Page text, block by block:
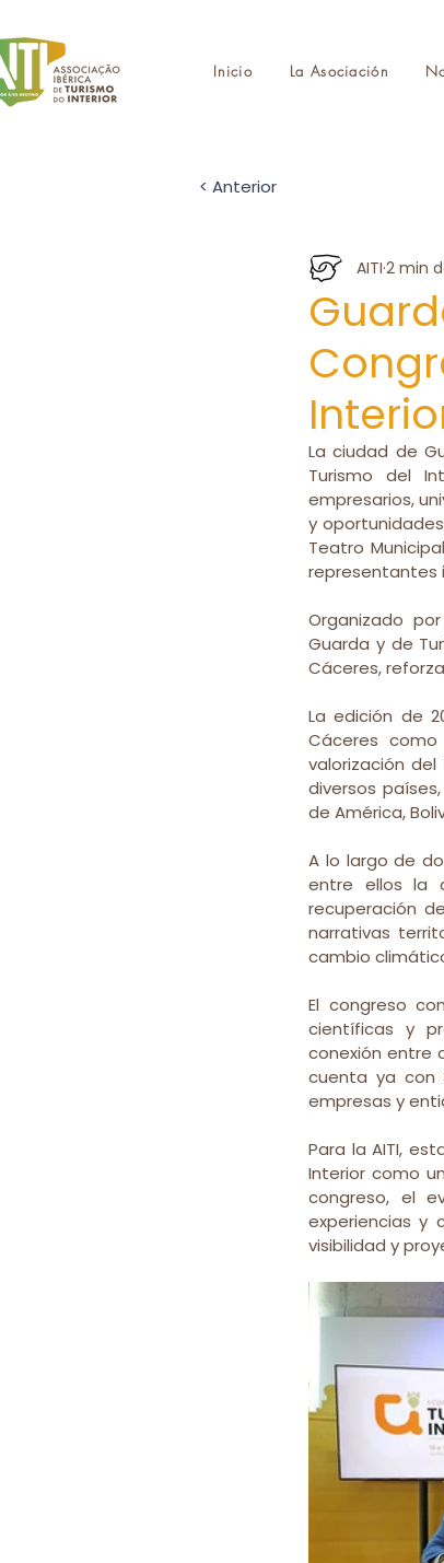
Inicio La Asociación
< Anterior
AITI 2 min
La ciudad de
Turismo del
empresarios,
y
Teatro
representantes
Organizado
Guarda y de
Cáceres,
La edición de
Cáceres
valorización
diversos
de América,
A lo largo de
entre ellos la
recuperación
narrativas
cambio
El congreso
científicas y
conexión entre
cuenta ya con
empresas y
Para la AITI,
Interior como
congreso, el
experiencias y
visibilidad y